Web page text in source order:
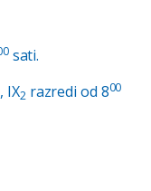
sati.
, IX2 razredi od 800